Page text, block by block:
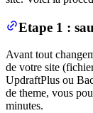
Etape 1 :
Avant tout
de votre site
UpdraftPlus ou
de theme, vous
minutes.